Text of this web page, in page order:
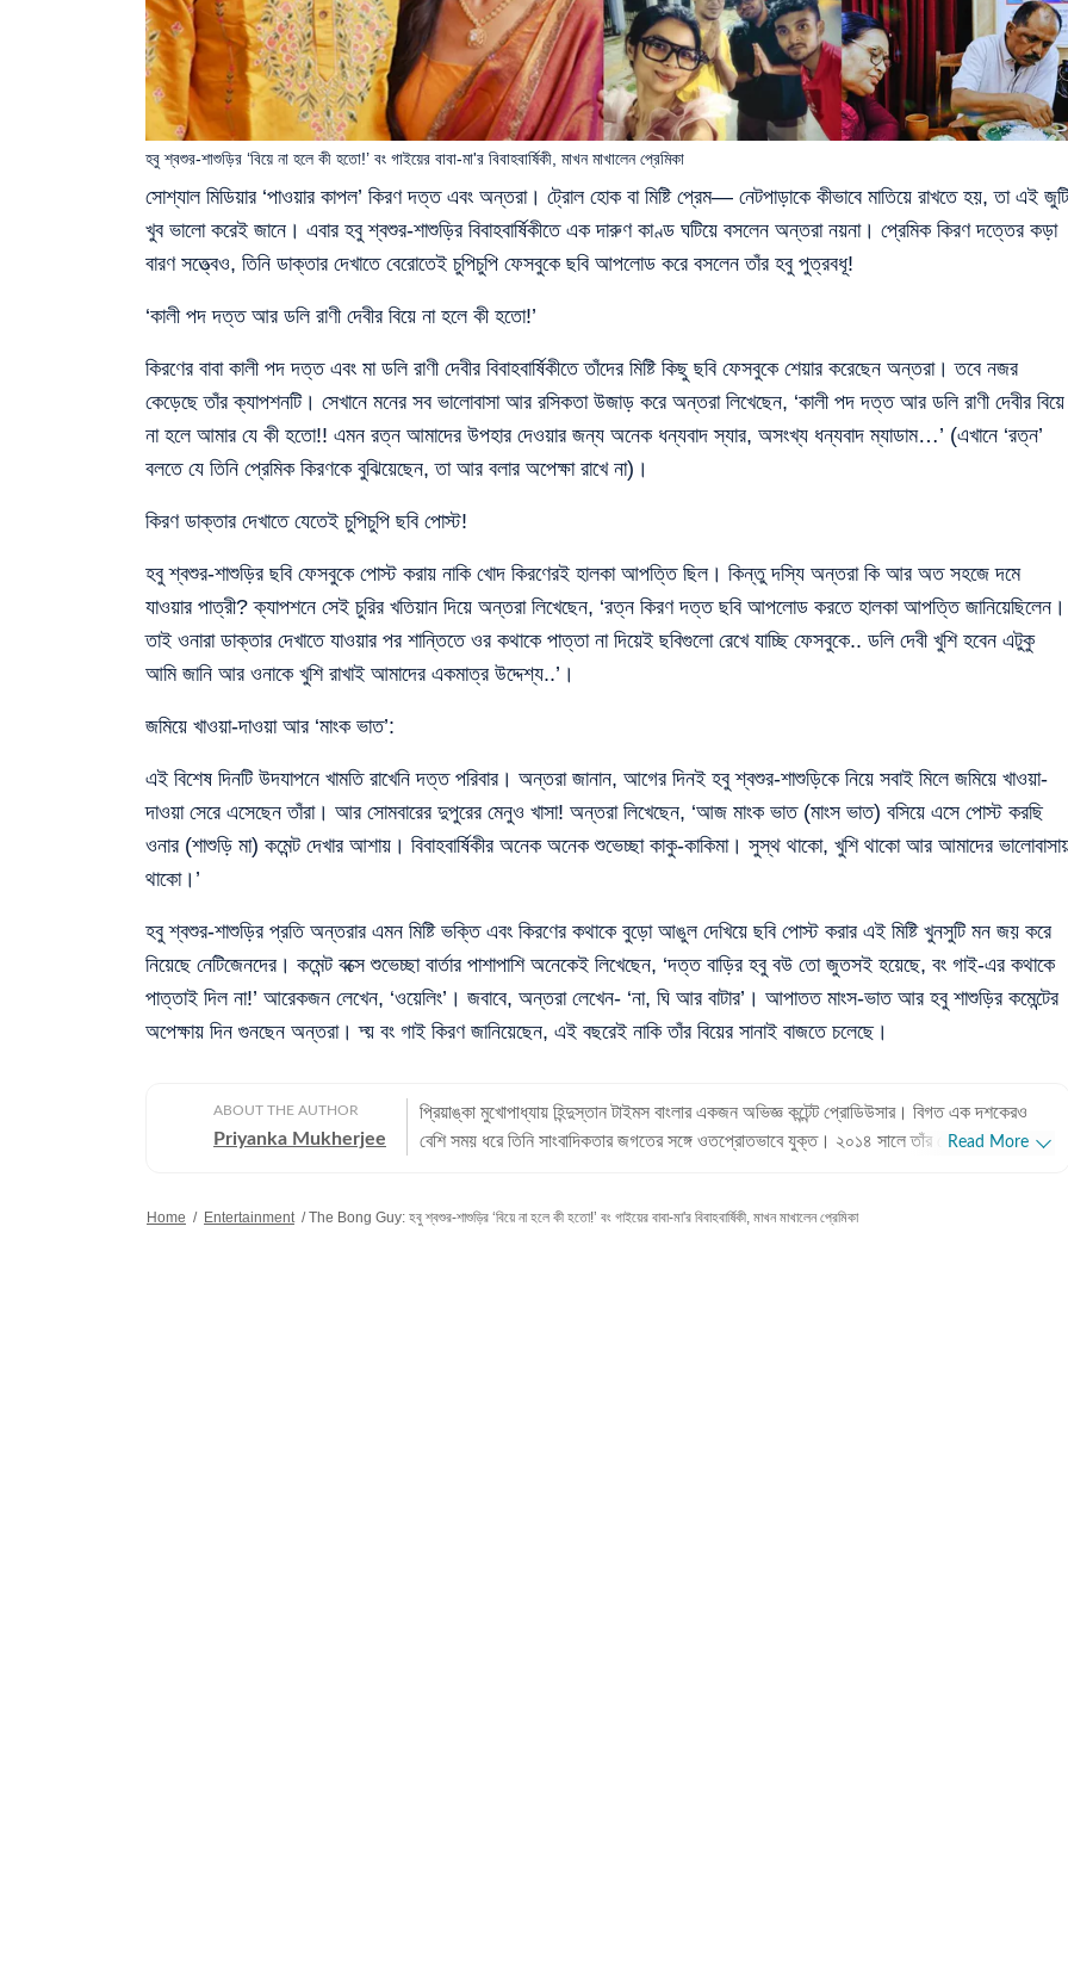
সোশ্যাল মিডিয়ার ‘পাওয়ার কাপল’ কিরণ দত্ত এবং অন্তরা। ট্রোল হোক বা মিষ্টি প্রেম— নেটপাড়াকে কীভাবে মাতিয়ে রাখতে হয়, তা এই জুটি
খুব ভালো করেই জানে। এবার হবু শ্বশুর-শাশুড়ির বিবাহবার্ষিকীতে এক দারুণ কাণ্ড ঘটিয়ে বসলেন অন্তরা নয়না। প্রেমিক কিরণ দত্তের কড়া
বারণ সত্ত্বেও, তিনি ডাক্তার দেখাতে বেরোতেই চুপিচুপি ফেসবুকে ছবি আপলোড করে বসলেন তাঁর হবু পুত্রবধূ!
হবু শ্বশুর-শাশুড়ির ‘বিয়ে না হলে কী হতো!’ বং গাইয়ের বাবা-মা'র বিবাহবার্ষিকী, মাখন মাখালেন প্রেমিকা
‘কালী পদ দত্ত আর ডলি রাণী দেবীর বিয়ে না হলে কী হতো!’
কিরণের বাবা কালী পদ দত্ত এবং মা ডলি রাণী দেবীর বিবাহবার্ষিকীতে তাঁদের মিষ্টি কিছু ছবি ফেসবুকে শেয়ার করেছেন অন্তরা। তবে নজর
কেড়েছে তাঁর ক্যাপশনটি। সেখানে মনের সব ভালোবাসা আর রসিকতা উজাড় করে অন্তরা লিখেছেন, ‘কালী পদ দত্ত আর ডলি রাণী দেবীর বিয়ে
না হলে আমার যে কী হতো!! এমন রত্ন আমাদের উপহার দেওয়ার জন্য অনেক ধন্যবাদ স্যার, অসংখ্য ধন্যবাদ ম্যাডাম…’ (এখানে ‘রত্ন’
বলতে যে তিনি প্রেমিক কিরণকে বুঝিয়েছেন, তা আর বলার অপেক্ষা রাখে না)।
কিরণ ডাক্তার দেখাতে যেতেই চুপিচুপি ছবি পোস্ট!
হবু শ্বশুর-শাশুড়ির ছবি ফেসবুকে পোস্ট করায় নাকি খোদ কিরণেরই হালকা আপত্তি ছিল। কিন্তু দস্যি অন্তরা কি আর অত সহজে দমে
যাওয়ার পাত্রী? ক্যাপশনে সেই চুরির খতিয়ান দিয়ে অন্তরা লিখেছেন, ‘রত্ন কিরণ দত্ত ছবি আপলোড করতে হালকা আপত্তি জানিয়েছিলেন।
তাই ওনারা ডাক্তার দেখাতে যাওয়ার পর শান্তিতে ওর কথাকে পাত্তা না দিয়েই ছবিগুলো রেখে যাচ্ছি ফেসবুকে.. ডলি দেবী খুশি হবেন এটুকু
আমি জানি আর ওনাকে খুশি রাখাই আমাদের একমাত্র উদ্দেশ্য..’।
জমিয়ে খাওয়া-দাওয়া আর ‘মাংক ভাত’:
এই বিশেষ দিনটি উদযাপনে খামতি রাখেনি দত্ত পরিবার। অন্তরা জানান, আগের দিনই হবু শ্বশুর-শাশুড়িকে নিয়ে সবাই মিলে জমিয়ে খাওয়া-
দাওয়া সেরে এসেছেন তাঁরা। আর সোমবারের দুপুরের মেনুও খাসা! অন্তরা লিখেছেন, ‘আজ মাংক ভাত (মাংস ভাত) বসিয়ে এসে পোস্ট করছি
ওনার (শাশুড়ি মা) কমেন্ট দেখার আশায়। বিবাহবার্ষিকীর অনেক অনেক শুভেচ্ছা কাকু-কাকিমা। সুস্থ থাকো, খুশি থাকো আর আমাদের
থাকো।’
হবু শ্বশুর-শাশুড়ির প্রতি অন্তরার এমন মিষ্টি ভক্তি এবং কিরণের কথাকে বুড়ো আঙুল দেখিয়ে ছবি পোস্ট করার এই মিষ্টি খুনসুটি মন জয় করে
নিয়েছে নেটিজেনদের। কমেন্ট বক্সে শুভেচ্ছা বার্তার পাশাপাশি অনেকেই লিখেছেন, ‘দত্ত বাড়ির হবু বউ তো জুতসই হয়েছে, বং গাই-এর কথাকে
পাত্তাই দিল না!’ আরেকজন লেখেন, ‘ওয়েলিং’। জবাবে, অন্তরা লেখেন- ‘না, ঘি আর বাটার’। আপাতত মাংস-ভাত আর হবু শাশুড়ির কমেন্টের
অপেক্ষায় দিন গুনছেন অন্তরা। দ্য় বং গাই কিরণ জানিয়েছেন, এই বছরেই নাকি তাঁর বিয়ের সানাই বাজতে চলেছে।
ABOUT THE AUTHOR
Priyanka Mukherjee
প্রিয়াঙ্কা মুখোপাধ্যায় হিন্দুস্তান টাইমস বাংলার একজন অভিজ্ঞ কন্টেন্ট প্রোডিউসার। বিগত এক দশকেরও
বেশি সময় ধরে তিনি সাংবাদিকতার জগতের সঙ্গে ওতপ্রোতভাবে যুক্ত। ২০১৪ সালে তাঁর পেশাদার জীবন শুরু
সাংবাদিকতা জীবনে প্রিয়াঙ্কা প্রথম ৫ বছর টেলিভিশন বা অডিও-ভিস্যুয়াল মাধ্যমে কাজ করেছেন। ২০১৯
Read More
Home / Entertainment / The Bong Guy: হবু শ্বশুর-শাশুড়ির ‘বিয়ে না হলে কী হতো!’ বং গাইয়ের বাবা-মা'র বিবাহবার্ষিকী, মাখন মাখালেন প্রেমিকা